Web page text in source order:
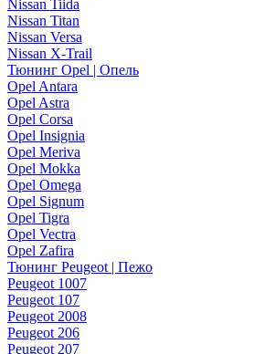
Nissan Tiida
Nissan Titan
Nissan Versa
Nissan X-Trail
Тюнинг Opel | Опель
Opel Antara
Opel Astra
Opel Corsa
Opel Insignia
Opel Meriva
Opel Mokka
Opel Omega
Opel Signum
Opel Tigra
Opel Vectra
Opel Zafira
Тюнинг Peugeot | Пежо
Peugeot 1007
Peugeot 107
Peugeot 2008
Peugeot 206
Peugeot 207